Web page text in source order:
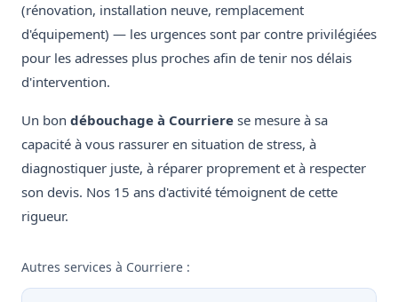
(rénovation, installation neuve, remplacement
d'équipement) — les urgences sont par contre privilégiées
pour les adresses plus proches afin de tenir nos délais
d'intervention.
Un bon débouchage à Courriere se mesure à sa
capacité à vous rassurer en situation de stress, à
diagnostiquer juste, à réparer proprement et à respecter
son devis. Nos 15 ans d'activité témoignent de cette
rigueur.
Autres services à Courriere :